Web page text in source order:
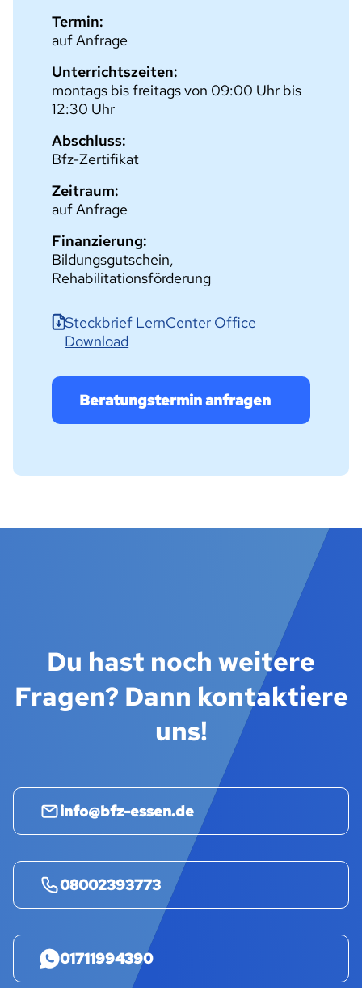
Termin:
auf Anfrage
Unterrichtszeiten:
montags bis freitags von 09:00 Uhr bis
12:30 Uhr
Abschluss:
Bfz-Zertifikat
Zeitraum:
auf Anfrage
Finanzierung:
Bildungsgutschein,
Rehabilitationsförderung
Steckbrief LernCenter Office
Download
Beratungstermin anfragen
Du hast noch weitere
Fragen? Dann kontaktiere
uns!
info@bfz-essen.de
08002393773
01711994390